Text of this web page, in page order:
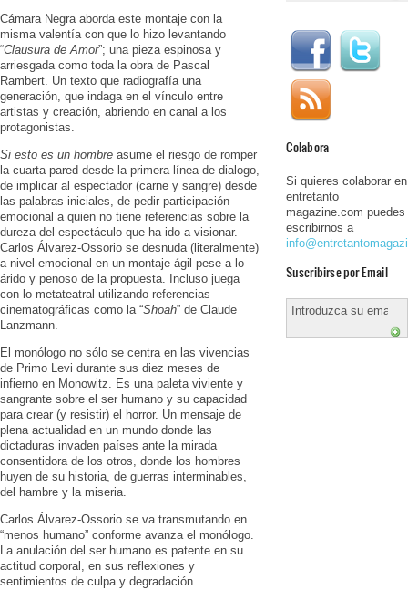
Cámara Negra aborda este montaje con la
misma valentía con que lo hizo levantando
“Clausura de Amor”; una pieza espinosa y
arriesgada como toda la obra de Pascal
Rambert. Un texto que radiografía una
generación, que indaga en el vínculo entre
artistas y creación, abriendo en canal a los
protagonistas.
Si esto es un hombre asume el riesgo de romper
la cuarta pared desde la primera línea de dialogo,
de implicar al espectador (carne y sangre) desde
las palabras iniciales, de pedir participación
emocional a quien no tiene referencias sobre la
dureza del espectáculo que ha ido a visionar.
Carlos Álvarez-Ossorio se desnuda (literalmente)
a nivel emocional en un montaje ágil pese a lo
árido y penoso de la propuesta. Incluso juega
con lo metateatral utilizando referencias
cinematográficas como la “Shoah” de Claude
Lanzmann.
El monólogo no sólo se centra en las vivencias
de Primo Levi durante sus diez meses de
infierno en Monowitz. Es una paleta viviente y
sangrante sobre el ser humano y su capacidad
para crear (y resistir) el horror. Un mensaje de
plena actualidad en un mundo donde las
dictaduras invaden países ante la mirada
consentidora de los otros, donde los hombres
huyen de su historia, de guerras interminables,
del hambre y la miseria.
Carlos Álvarez-Ossorio se va transmutando en
“menos humano” conforme avanza el monólogo.
La anulación del ser humano es patente en su
actitud corporal, en sus reflexiones y
sentimientos de culpa y degradación.
Colabora
Si quieres colaborar en
entretanto
magazine.com puedes
escribirnos a
Suscribirse por Email